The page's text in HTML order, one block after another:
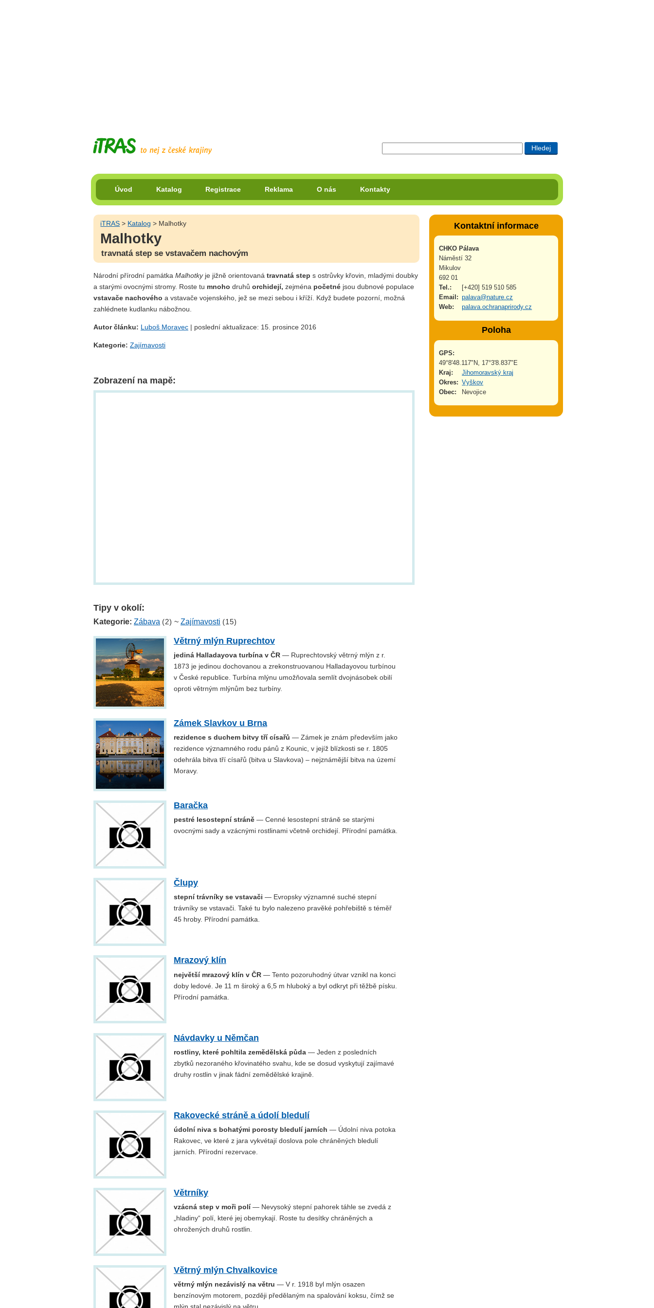
Úvod Katalog Registrace Reklama O nás Kontakty
iTRAS > Katalog > Malhotky
Malhotky
travnatá step se vstavačem nachovým
Národní přírodní památka Malhotkyje jižně orientovaná travnatá step s ostrůvky křovin, mladými doubky
a starými ovocnými stromy. Roste tu mnoho druhů orchidejí, zejména početné jsou dubnové populace
vstavače nachového a vstavače vojenského, jež se mezi sebou i kříží. Když budete pozorní, možná
zahlédnete kudlanku nábožnou.
Autor článku: Luboš Moravec | poslední aktualizace: 15. prosince 2016
Kategorie: Zajímavosti
Zobrazení na mapě:
Tipy v okolí:
Kategorie: Zábava (2) ~ Zajímavosti (15)
Větrný mlýn Ruprechtov
jediná Halladayova turbína v ČR — Ruprechtovský větrný mlýn z r.
1873 je jedinou dochovanou a zrekonstruovanou Halladayovou turbínou
v České republice. Turbína mlýnu umožňovala semlít dvojnásobek obilí
oproti větrným mlýnům bez turbíny.
Zámek Slavkov u Brna
rezidence s duchem bitvy tří císařů — Zámek je znám především jako
rezidence významného rodu pánů z Kounic, v jejíž blízkosti se r. 1805
odehrála bitva tří císařů (bitva u Slavkova) – nejznámější bitva na území
Moravy.
Baračka
pestré lesostepní stráně — Cenné lesostepní stráně se starými
ovocnými sady a vzácnými rostlinami včetně orchidejí. Přírodní památka.
Člupy
stepní trávníky se vstavači — Evropsky významné suché stepní
trávníky se vstavači. Také tu bylo nalezeno pravěké pohřebiště s téměř
45 hroby. Přírodní památka.
Mrazový klín
největší mrazový klín v ČR — Tento pozoruhodný útvar vznikl na konci
doby ledové. Je 11 m široký a 6,5 m hluboký a byl odkryt při těžbě písku.
Přírodní památka.
Návdavky u Němčan
rostliny, které pohltila zemědělská půda — Jeden z posledních
zbytků nezoraného křovinatého svahu, kde se dosud vyskytují zajímavé
druhy rostlin v jinak fádní zemědělské krajině.
Rakovecké stráně a údolí bledulí
údolní niva s bohatými porosty bledulí jarních — Údolní niva potoka
Rakovec, ve které z jara vykvétají doslova pole chráněných bledulí
jarních. Přírodní rezervace.
Větrníky
vzácná step v moři polí— Nevysoký stepní pahorek táhle se zvedá z
„hladiny“ polí, které jej obemykají. Roste tu desítky chráněných a
ohrožených druhů rostlin.
Větrný mlýn Chvalkovice
větrný mlýn nezávislý na větru — V r. 1918 byl mlýn osazen
benzínovým motorem, později předělaným na spalování koksu, čímž se
Kontaktní informace
CHKO Pálava
Náměstí 32
Mikulov
692 01
Tel.:
[+420] 519 510 585
Email: palava@nature.cz
Web:
palava.ochranaprirody.cz
Poloha
GPS:
49°8'48.117"N, 17°3'8.837"E
Kraj:
Jihomoravský kraj
Okres: Vyškov
Obec:
Nevojice